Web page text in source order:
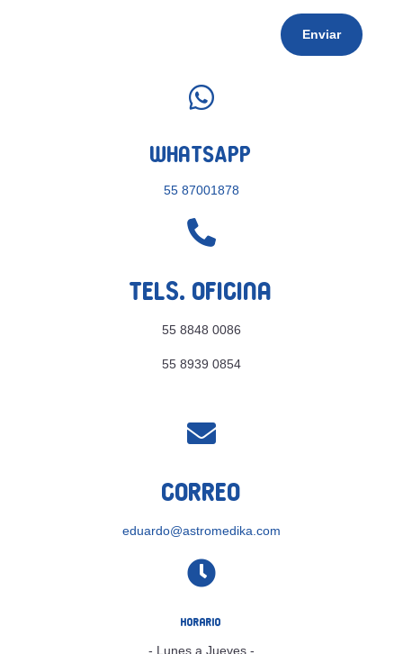
Enviar

WhatsApp
55 87001878

Tels. Oficina
55 8848 0086
55 8939 0854

Correo
eduardo@astromedika.com

Horario
- Lunes a Jueves -